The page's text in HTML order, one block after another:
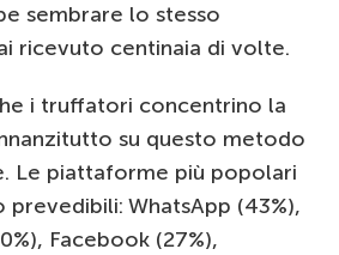
sembrare lo stesso
ricevuto centinaia di volte.
i truffatori concentrino la
su questo metodo
Le piattaforme più popolari
WhatsApp (43%),
Facebook (27%),